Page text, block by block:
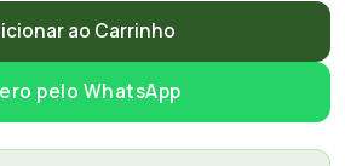
ao Carrinho
pelo WhatsApp